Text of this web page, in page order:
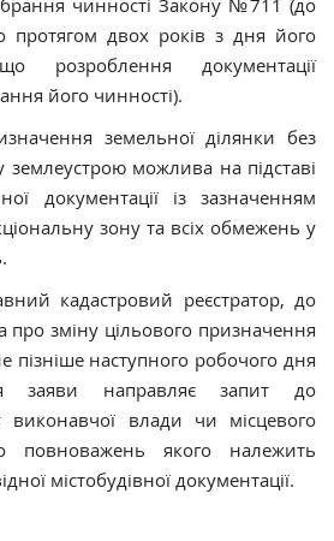
чинності Закону №711 (до
протягом двох років з дня його
розроблення документації
його чинності).
земельної ділянки без
землеустрою можлива на підставі
документації із зазначенням
зону та всіх обмежень у
кадастровий реєстратор, до
про зміну цільового призначення
пізніше наступного робочого дня
заяви направляє запит до
виконавчої влади чи місцевого
повноважень якого належить
містобудівної документації.